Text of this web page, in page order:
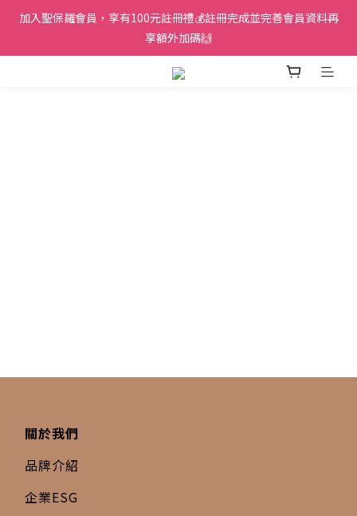
加入聖保羅會員，享有100元註冊禮💰註冊完成並完善會員資料再
享額外加碼🙌
關於我們
品牌介紹
企業ESG